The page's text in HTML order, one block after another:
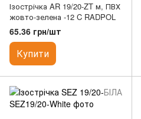
Ізострічка AR 19/20-ZT м, ПВХ
жовто-зелена -12 C RADPOL
65.36 грн/шт
Купити